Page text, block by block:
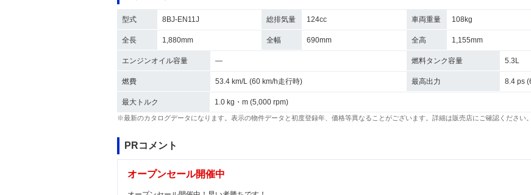
型式 8BJ-EN11J 総排気量 124cc 車両重量 108kg
全長 1,880mm 全幅 690mm 全高 1,155mm
エンジンオイル容量 ― 燃料タンク容量 5.3L
燃費 53.4 km/L (60 km/h走行時) 最高出力 8.4 ps
最大トルク 1.0 kg・m (5,000 rpm)
※最新のカタログデータになります。表示の物件データと初度登録年、価格等異なることがございます。詳細は販売店にご確認ください。
PRコメント
オープンセール開催中